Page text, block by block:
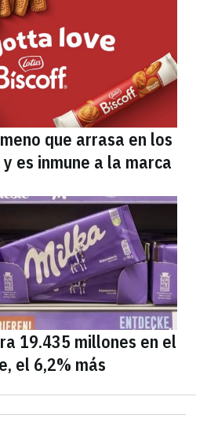
que arrasa en los
es inmune a la marca
19.435 millones en el
el 6,2% más